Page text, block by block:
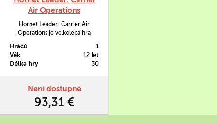
Air Operations
Hornet Leader: Carrier Air
Operations je velkolepá hra
předchozím testování tištěných a
internetových solo her. Díky
tomu vylepšuje herní systém i
zachovává původní koncept ze
hry Phantom Leader.
Hráčů
1
Věk
12 let
Délka hry
30
Není dostupné
93,31 €